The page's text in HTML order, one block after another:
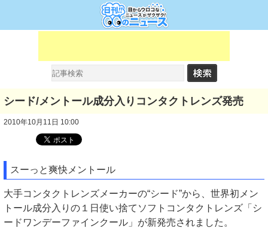
シード/メントール成分入りコンタクトレンズ発売
2010年10月11日 10:00
スーっと爽快メントール
大手コンタクトレンズメーカーの“シード”から、世界初メン
トール成分入りの１日使い捨てソフトコンタクトレンズ「シ
ードワンデーファインクール」が新発売されました。